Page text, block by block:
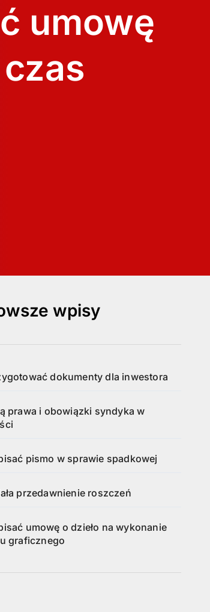
umowę
wpisy
dokumenty dla inwestora
prawa i obowiązki syndyka w
pismo w sprawie spadkowej
przedawnienie roszczeń
umowę o dzieło na wykonanie
graficznego